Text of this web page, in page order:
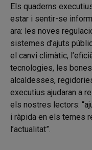
Els quaderns
estar i sentir-se
ara: les noves
sistemes d’ajuts
el canvi climàtic,
tecnologies, les
alcaldesses,
executius ajudaran a
els nostres lectors:
i ràpida en els temes
l’actualitat”.